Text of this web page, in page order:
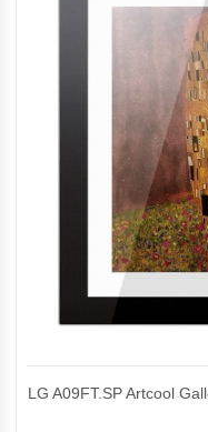
LG A09FT.SP Artcool